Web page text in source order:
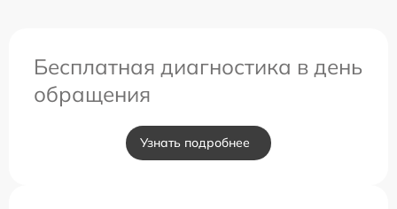
Бесплатная диагностика в день
обращения
Узнать подробнее